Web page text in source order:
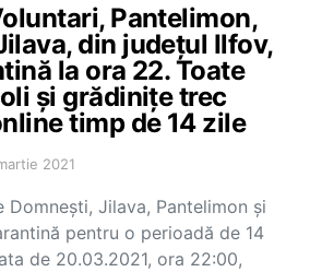
Pantelimon,
din județul Ilfov,
la ora 22. Toate
și grădinițe trec
timp de 14 zile
2021
Jilava, Pantelimon și
pentru o perioadă de 14
de 20.03.2021, ora 22:00,